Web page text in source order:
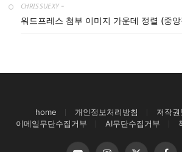
CHRISSUEXY -
워드프레스 첨부 이미지 가운데 정렬 (중
home 개인정보처리방침
저작
이메일무단수집거부
AI무단수집거부